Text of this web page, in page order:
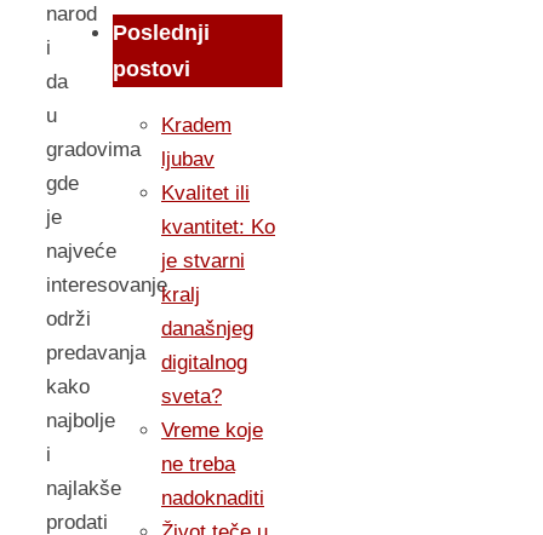
narod
i
da
u
gradovima
gde
je
najveće
interesovanje
održi
predavanja
kako
najbolje
i
najlakše
prodati
Poslednji
postovi
Kradem
ljubav
Kvalitet ili
kvantitet: Ko
je stvarni
kralj
današnjeg
digitalnog
sveta?
Vreme koje
ne treba
nadoknaditi